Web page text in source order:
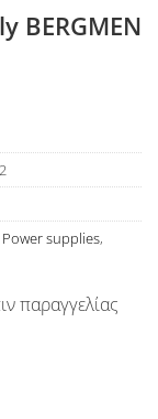
BERGMEN
Power supplies,
παραγγελίας